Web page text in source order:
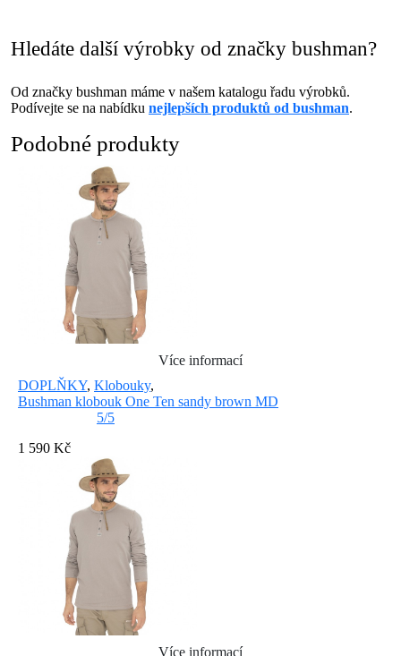
Hledáte další výrobky od značky bushman?
Od značky bushman máme v našem katalogu řadu výrobků.
Podívejte se na nabídku nejlepších produktů od bushman.
Podobné produkty
Více informací
DOPLŇKY, Klobouky,
Bushman klobouk One Ten sandy brown MD
5/5
1 590 Kč
Více informací